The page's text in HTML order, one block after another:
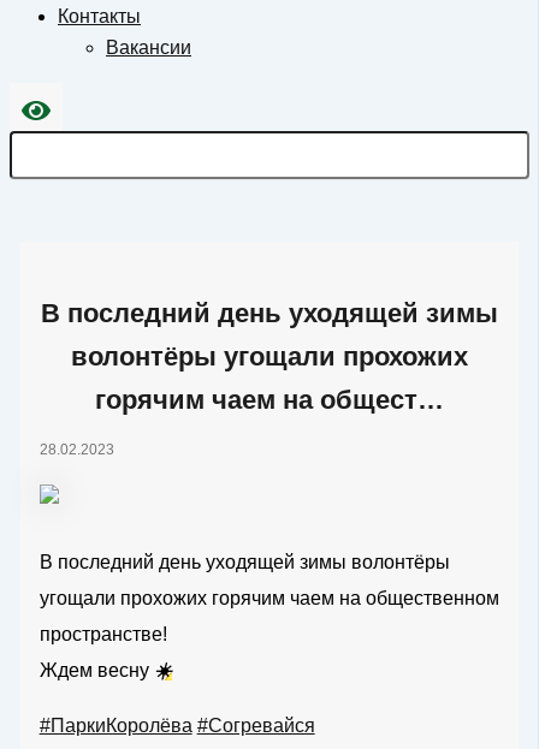
Контакты
Вакансии
В последний день уходящей зимы
волонтёры угощали прохожих
горячим чаем на общест…
28.02.2023
В последний день уходящей зимы волонтёры
угощали прохожих горячим чаем на общественном
пространстве!
Ждем весну ☀️
#ПаркиКоролёва #Согревайся